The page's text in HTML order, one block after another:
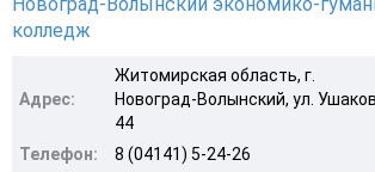
колледж
Адрес:
Житомирская область, г.
Новоград-Волынский, ул.
44
Телефон:
8 (04141) 5-24-26